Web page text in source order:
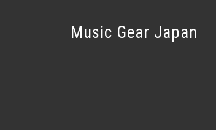
Music Gear Japan